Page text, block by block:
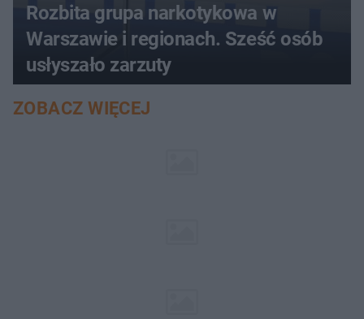
Rozbita grupa narkotykowa w
Warszawie i regionach. Sześć osób
usłyszało zarzuty
ZOBACZ WIĘCEJ